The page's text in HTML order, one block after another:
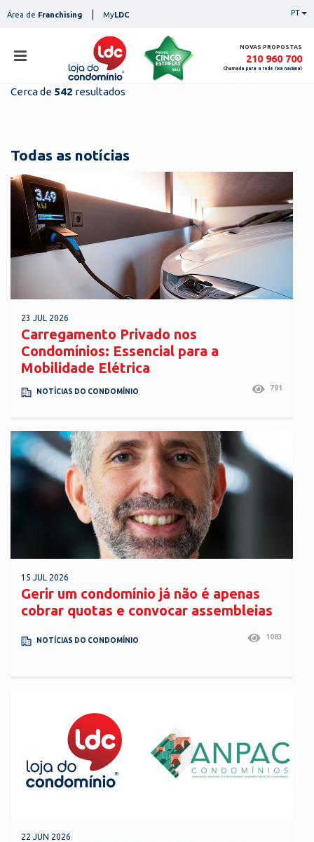
toÁrea de Franchising MyLDC PT
NOVAS PROPOSTAS
210 960 700
Chamada para a rede fixa nacional
notícias
contactos
Cerca de 542 resultados
Todas as notícias
23 JUL 2026
Carregamento Privado nos
Condomínios: Essencial para a
Mobilidade Elétrica
NOTÍCIAS DO CONDOMÍNIO 791
15 JUL 2026
Gerir um condomínio já não é apenas
cobrar quotas e convocar assembleias
NOTÍCIAS DO CONDOMÍNIO 1083
22 JUN 2026